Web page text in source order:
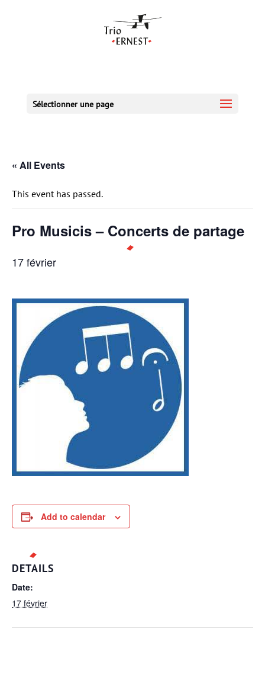
Sélectionner une page
« All Events
This event has passed.
Pro Musicis – Concerts de partage
17 février
Add to calendar
DETAILS
Date:
17 février